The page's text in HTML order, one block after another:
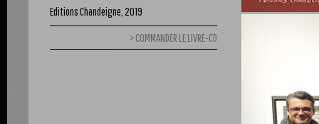
Editions Chandeigne, 2019
COMMANDER LE LIVRE-CD